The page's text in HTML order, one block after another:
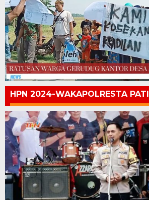
HPN 2024-WAKAPOLRESTA PATI